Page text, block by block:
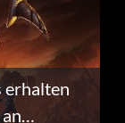
erhalten